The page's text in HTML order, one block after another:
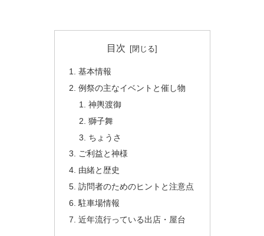
目次
基本情報
例祭の主なイベントと催し物
神輿渡御
獅子舞
ちょうさ
ご利益と神様
由緒と歴史
訪問者のためのヒントと注意点
駐車場情報
近年流行っている出店・屋台